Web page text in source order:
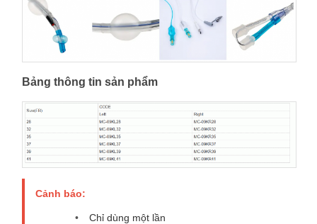
Bảng thông tin sản phẩm
Cảnh báo:
Chỉ dùng một lần